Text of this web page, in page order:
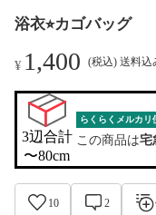
浴衣⭐︎カゴバッグ
¥ 1,400 (税込) 送料込
3辺合計
〜80cm
らくらくメルカリ
この商品は宅
10 2